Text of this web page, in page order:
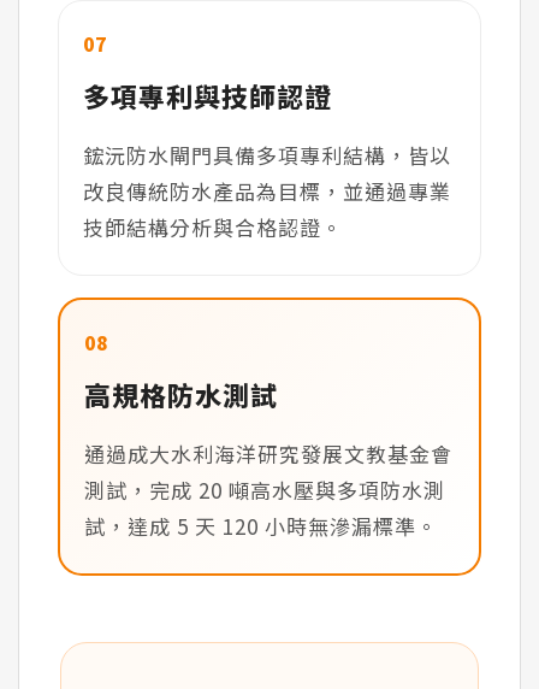
07
多項專利與技師認證
鋐沅防水閘門具備多項專利結構，皆以
改良傳統防水產品為目標，並通過專業
技師結構分析與合格認證。
08
高規格防水測試
通過成大水利海洋研究發展文教基金會
測試，完成 20 噸高水壓與多項防水測
試，達成 5 天 120 小時無滲漏標準。